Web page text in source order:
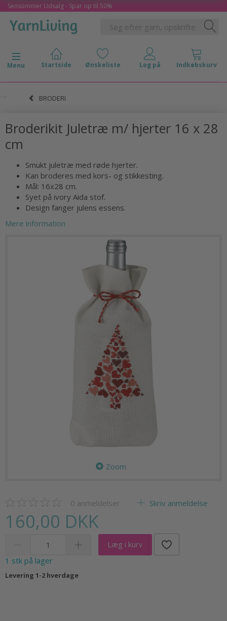
Sensommer Udsalg - Spar op til 50%
Skifte navigation
Menu
BRODERI
Broderikit Juletræ m/ hjerter 16 x 28
cm
Smukt juletræ med røde hjerter.
Kan broderes med kors- og stikkesting.
Mål: 16x28 cm.
Syet på ivory Aida stof.
Design fanger julens essens.
Mere information
Zoom
0 anmeldelser Skriv anmeldelse
160,00 DKK
Læg i kurv
1 stk på lager
Levering 1-2 hverdage